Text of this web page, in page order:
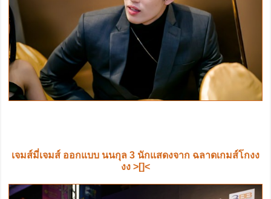
เจมส์มี่เจมส์ ออกแบบ นนกุล 3 นักแสดงจาก ฉลาดเกมส์โกงง
งง >[]<